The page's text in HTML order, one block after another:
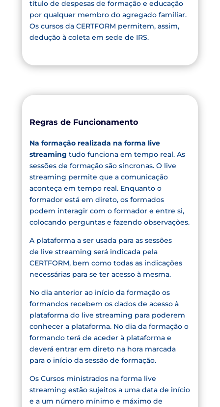
título de despesas de formação e educação
por qualquer membro do agregado familiar.
Os cursos da CERTFORM permitem, assim,
dedução à coleta em sede de IRS.
Regras de Funcionamento
Na formação realizada na forma live
streaming tudo funciona em tempo real. As
sessões de formação são síncronas. O live
streaming permite que a comunicação
aconteça em tempo real. Enquanto o
formador está em direto, os formados
podem interagir com o formador e entre si,
colocando perguntas e fazendo observações.
A plataforma a ser usada para as sessões
de live streaming será indicada pela
CERTFORM, bem como todas as indicações
necessárias para se ter acesso à mesma.
No dia anterior ao início da formação os
formandos recebem os dados de acesso à
plataforma do live streaming para poderem
conhecer a plataforma. No dia da formação o
formando terá de aceder à plataforma e
deverá entrar em direto na hora marcada
para o início da sessão de formação.
Os Cursos ministrados na forma live
streaming estão sujeitos a uma data de início
e a um número mínimo e máximo de